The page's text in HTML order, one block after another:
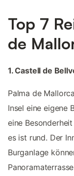
Top 7
de
1. Castell de
Palma de
Insel eine eigene
eine
es ist rund. Der
Burganlage